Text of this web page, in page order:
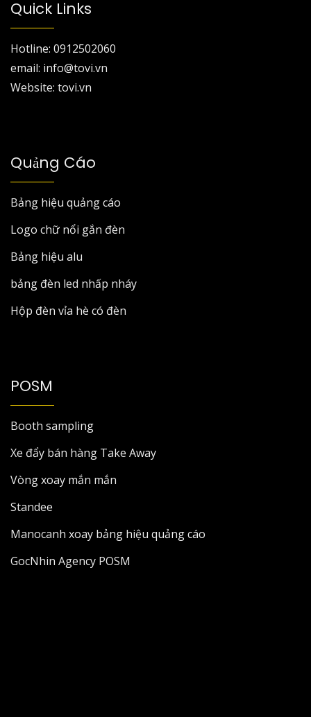
Quick Links
Hotline: 0912502060
email: info@tovi.vn
Website: tovi.vn
Quảng Cáo
Bảng hiệu quảng cáo
Logo chữ nổi gắn đèn
Bảng hiệu alu
bảng đèn led nhấp nháy
Hộp đèn vỉa hè có đèn
POSM
Booth sampling
Xe đẩy bán hàng Take Away
Vòng xoay mắn mắn
Standee
Manocanh xoay bảng hiệu quảng cáo
GocNhin Agency POSM